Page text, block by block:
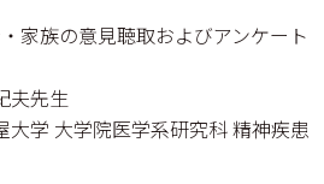
族の意見聴取およびアンケート
先生
学院医学系研究科 精神疾患